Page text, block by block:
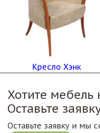
Кресло Хэнк
Хотите мебель
Оставьте
Оставьте заявку и мы